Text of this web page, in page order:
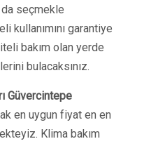
da seçmekle
kullanımını garantiye
bakım olan yerde
bulacaksınız.
Güvercintepe
en uygun fiyat en en
Klima bakım